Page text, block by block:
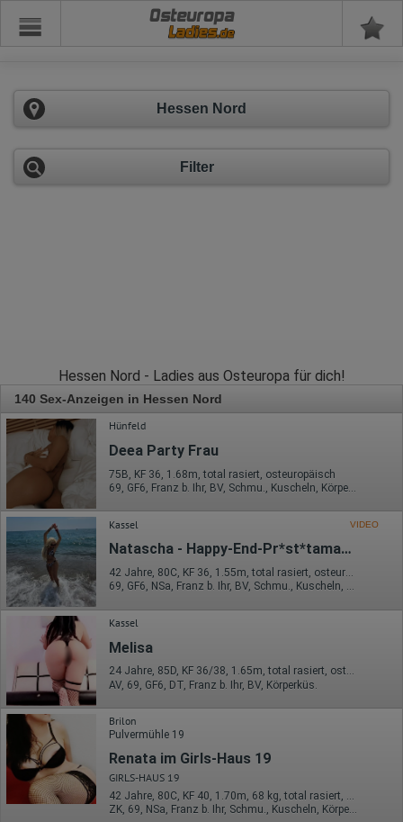
Osteuropa
Hessen Nord
Filter
Hessen Nord - Ladies aus Osteuropa für dich!
140 Sex-Anzeigen in Hessen Nord
Hünfeld
Deea Party Frau
75B, KF 36, 1.68m, total rasiert, osteuropäisch
69, GF6, Franz b. Ihr, BV, Schmu., Kuscheln, Körperküs., AV b. Ihm
Kassel VIDEO
Natascha - Happy-End-Pr*st*tamassage
42 Jahre, 80C, KF 36, 1.55m, total rasiert, osteuropäisch
69, GF6, NSa, Franz b. Ihr, BV, Schmu., Kuscheln, Körperküs.
Kassel
Melisa
24 Jahre, 85D, KF 36/38, 1.65m, total rasiert, osteuropäisch
AV, 69, GF6, DT, Franz b. Ihr, BV, Körperküs.
Brilon
Pulvermühle 19
Renata im Girls-Haus 19
GIRLS-HAUS 19
ZK, 69, NSa, Franz b. Ihr, Schmu., Kuscheln, Körperküs., AV b. Ihm